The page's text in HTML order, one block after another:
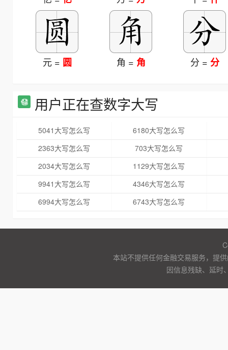
元 = 圆 角 = 角 分 = 分
用户正在查数字大写
5041大写怎么写
6180大写怎么写
2363大写怎么写
703大写怎么写
2034大写怎么写
1129大写怎么写
9941大写怎么写
4346大写怎么写
6994大写怎么写
6743大写怎么写
本站不提供任何金融交易服务，提
因信息残缺、延时